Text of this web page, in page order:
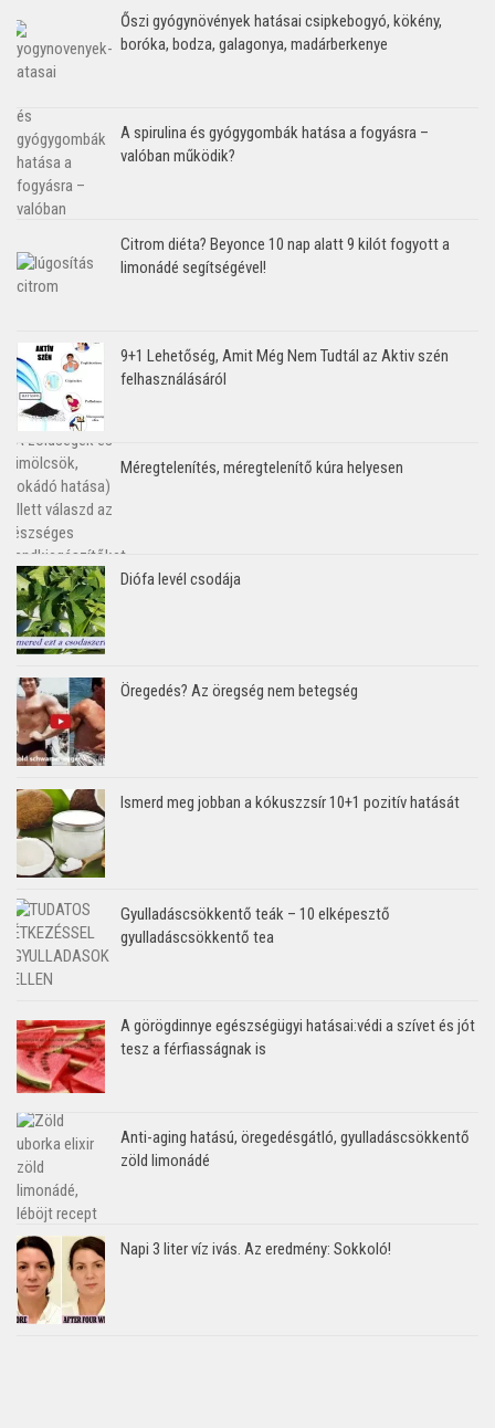
Őszi gyógynövények hatásai csipkebogyó, kökény,
boróka, bodza, galagonya, madárberkenye
A spirulina és gyógygombák hatása a fogyásra –
valóban működik?
Citrom diéta? Beyonce 10 nap alatt 9 kilót fogyott a
limonádé segítségével!
9+1 Lehetőség, Amit Még Nem Tudtál az Aktiv szén
felhasználásáról
Méregtelenítés, méregtelenítő kúra helyesen
Diófa levél csodája
Öregedés? Az öregség nem betegség
Ismerd meg jobban a kókuszzsír 10+1 pozitív hatását
Gyulladáscsökkentő teák – 10 elképesztő
gyulladáscsökkentő tea
A görögdinnye egészségügyi hatásai:védi a szívet és jót
tesz a férfiasságnak is
Anti-aging hatású, öregedésgátló, gyulladáscsökkentő
zöld limonádé
Napi 3 liter víz ivás. Az eredmény: Sokkoló!